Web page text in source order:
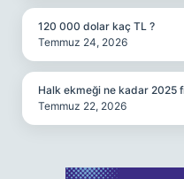
120 000 dolar kaç TL ?
Temmuz 24, 2026
Halk ekmeği ne kadar 2025
Temmuz 22, 2026